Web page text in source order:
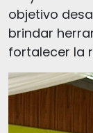
objetivo
brindar
fortalecer la